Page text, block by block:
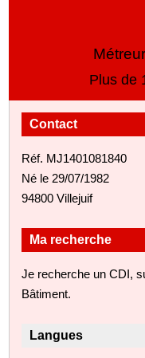
Plus de
Contact
Réf. MJ1401081840
Né le 29/07/1982
94800 Villejuif
Ma recherche
Je recherche un CDI,
Bâtiment.
Langues